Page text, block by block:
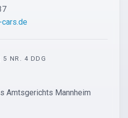
5 NR. 4 DDG
Amtsgerichts Mannheim